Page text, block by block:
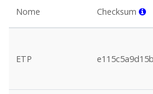
Nome Checksum
ETP